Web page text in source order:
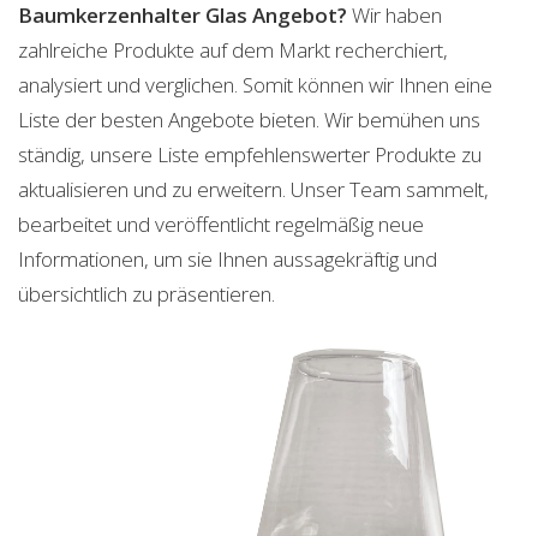
Baumkerzenhalter Glas Angebot? Wir haben
zahlreiche Produkte auf dem Markt recherchiert,
analysiert und verglichen. Somit können wir Ihnen eine
Liste der besten Angebote bieten. Wir bemühen uns
ständig, unsere Liste empfehlenswerter Produkte zu
aktualisieren und zu erweitern. Unser Team sammelt,
bearbeitet und veröffentlicht regelmäßig neue
Informationen, um sie Ihnen aussagekräftig und
übersichtlich zu präsentieren.